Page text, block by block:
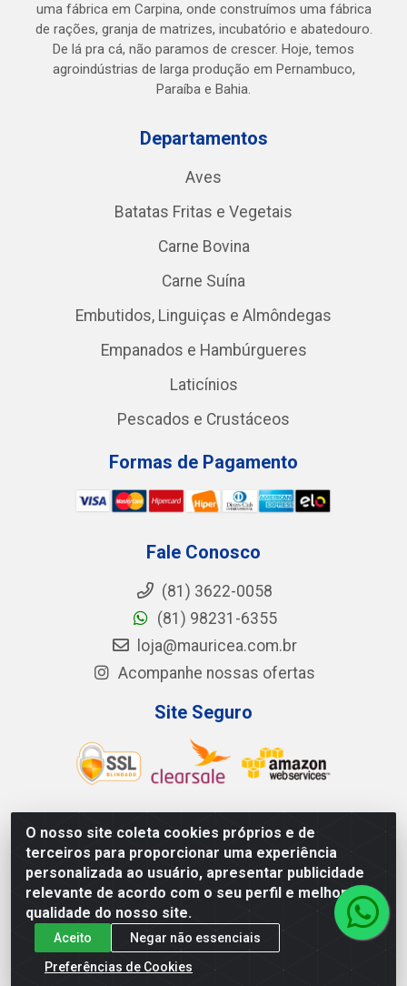
O nosso site coleta cookies próprios e de
terceiros para proporcionar uma experiência
personalizada ao usuário, apresentar publicidade
relevante de acordo com o seu perfil e melhorar a
qualidade do nosso site.
Aceito
Negar não essenciais
Preferências de Cookies
uma fábrica em Carpina, onde construímos uma fábrica
de rações, granja de matrizes, incubatório e abatedouro.
De lá pra cá, não paramos de crescer. Hoje, temos
agroindústrias de larga produção em Pernambuco,
Paraíba e Bahia.
Departamentos
Aves
Batatas Fritas e Vegetais
Carne Bovina
Carne Suína
Embutidos, Linguiças e Almôndegas
Empanados e Hambúrgueres
Laticínios
Pescados e Crustáceos
Formas de Pagamento
Fale Conosco
(81) 3622-0058
(81) 98231-6355
loja@mauricea.com.br
Acompanhe nossas ofertas
Site Seguro
Mauricéa Alimentos do Nordeste Ltda - BR 408, KM 55,
S/N - Zona Rural - Nazaré da Mata/PE - CEP 55.810-000
- CNPJ: 12.819.074/0002-14